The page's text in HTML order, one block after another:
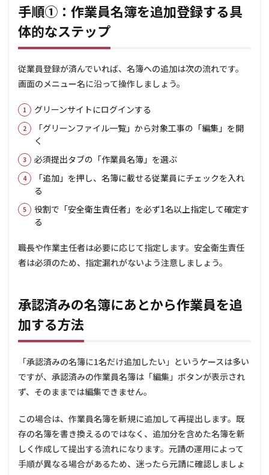
4
追加
前に
済ま
おく
従業
員登
CCUS
連携
5
くある
質問
（FAQ）
追加
した
い作
が従
業員
され
ん。
5.2
承認
済み
の名
簿に
名だ
け追
加で
きま
す
手順①：作業員名簿を追加登録する具
体的なステップ
従業員登録が済んでいれば、名簿への追加は次の流れです。
画面のメニュー名に沿って操作しましょう。
グリーンサイトにログインする
「グリーンファイル一覧」から対象工事の「編集」を開
く
必須提出タブの「作業員名簿」を選ぶ
「追加」を押し、名簿に載せる従業員にチェックを入れ
る
役割で「安全衛生責任者」を必ず1名以上指定して確定す
る
職長や作業主任者は必要に応じて指定します。安全衛生責任
者は必須のため、指定漏れがないよう注意しましょう。
承認済みの名簿にあとから作業員を追
加する方法
「承認済みの名簿に1名だけ追加したい」というケースは多い
ですが、承認済みの作業員名簿は「編集」ボタンが表示され
ず、そのままでは編集できません。
この場合は、作業員名簿を新規に追加して再提出します。既
存の名簿を書き換えるのではなく、追加分を含めた名簿を新
しく作成して提出する流れになります。元請の運用によって
手順が異なる場合があるため、迷ったら元請に確認しましょ